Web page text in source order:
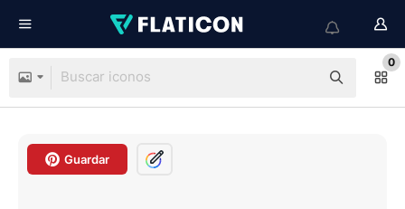
0
Guardar